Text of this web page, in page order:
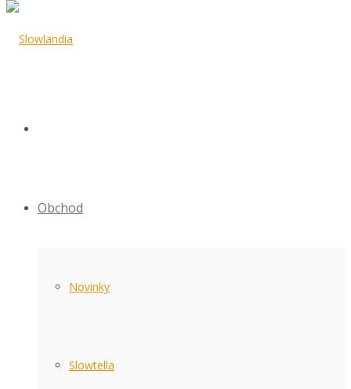
Obchod
Novinky
Slowtella